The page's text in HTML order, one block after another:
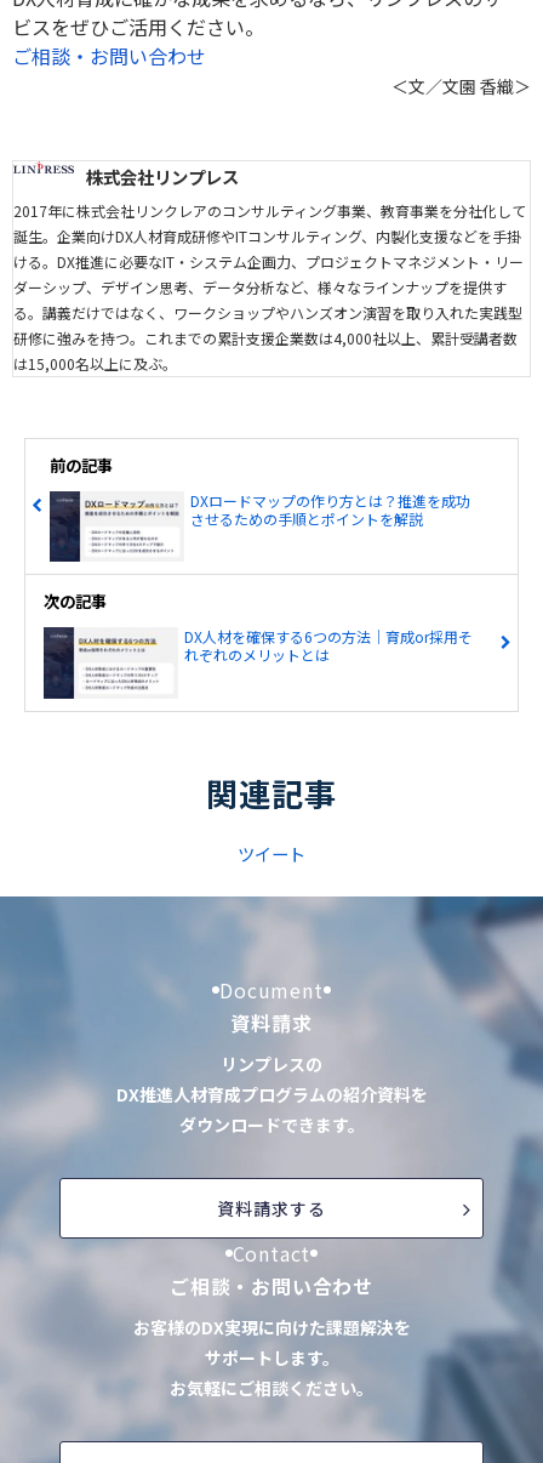
ビスをぜひご活用ください。
ご相談・お問い合わせ
＜文／文園 香織＞
株式会社リンプレス
2017年に株式会社リンクレアのコンサルティング事業、教育事業を分社化して
誕生。企業向けDX人材育成研修やITコンサルティング、内製化支援などを手掛
ける。DX推進に必要なIT・システム企画力、プロジェクトマネジメント・リー
ダーシップ、デザイン思考、データ分析など、様々なラインナップを提供す
る。講義だけではなく、ワークショップやハンズオン演習を取り入れた実践型
研修に強みを持つ。これまでの累計支援企業数は4,000社以上、累計受講者数
は15,000名以上に及ぶ。
前の記事
DXロードマップの作り方とは？推進を成功
させるための手順とポイントを解説
次の記事
DX人材を確保する6つの方法｜育成or採用そ
れぞれのメリットとは
関連記事
ツイート
Document
資料請求
リンプレスの
DX推進人材育成プログラムの紹介資料を
ダウンロードできます。
資料請求する
Contact
ご相談・お問い合わせ
お客様のDX実現に向けた課題解決を
サポートします。
お気軽にご相談ください。